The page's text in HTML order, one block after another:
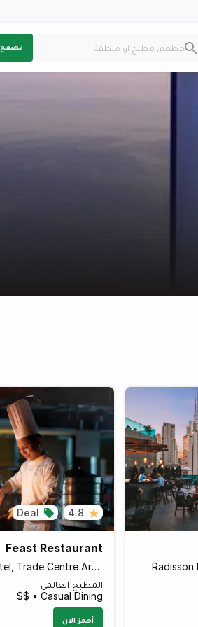
تصفح
Radisson
4.8
Deal
Feast Restaurant
Sheraton Grand Hotel, Trade Centre Area
المطبخ العالمي
Casual Dining • $$
أحجز الان